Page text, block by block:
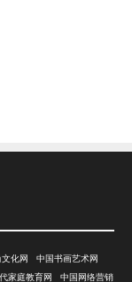
化网
中国书画艺术网
家庭教育网
中国网络营销